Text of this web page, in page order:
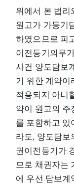
위에서 본 법리
원고가 가등기
하였으므로 피
이전등기의무
사건 양도담보
기 위한 계약이
적용되지 아니
약이 원고의 주
를 포함하고 있
라도, 양도담보
권이전등기가
므로 채권자는
에 우선 담보계